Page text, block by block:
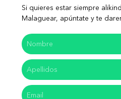
Si quieres estar siempre
Malaguear, apúntate y te